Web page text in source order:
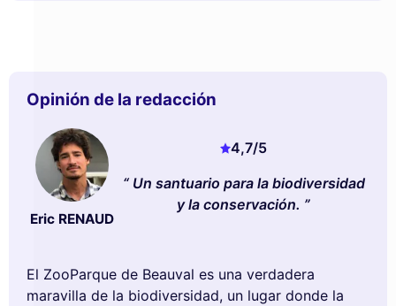
Opinión de la redacción
Eric RENAUD
4,7/5
Un santuario para la biodiversidad
y la conservación.
El ZooParque de Beauval es una verdadera
maravilla de la biodiversidad, un lugar donde la